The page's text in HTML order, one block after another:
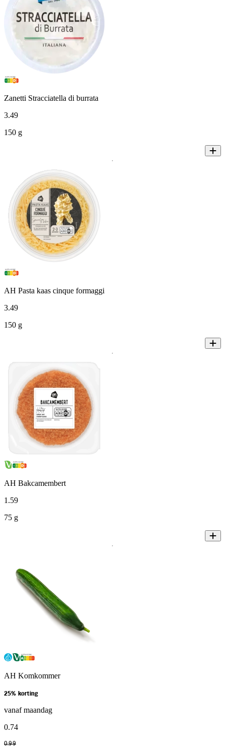
Zanetti Stracciatella di burrata
3.49
150 g
AH Pasta kaas cinque formaggi
3.49
150 g
AH Bakcamembert
1 .59
75 g
AH Komkommer
25% korting
vanaf maandag
0.74
0.99